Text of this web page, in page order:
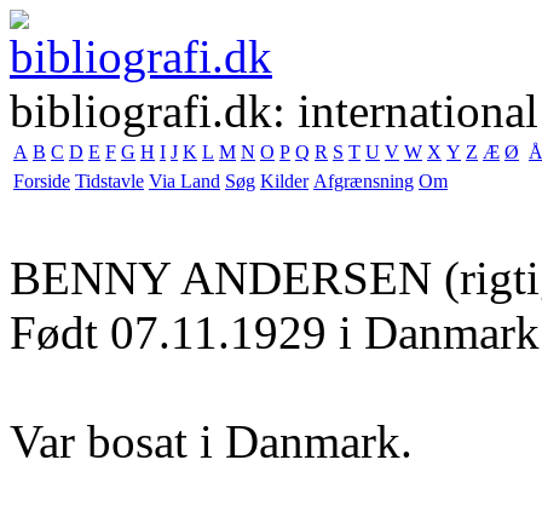
bibliografi.dk:
A B C D E F G H I J K L M N O P Q R S T U V W X Y Z Æ Ø Å
Forside Tidstavle Via Land Søg Kilder Afgrænsning Om
BENNY ANDERSEN
Født 07.11.1929 i
Var bosat i Danmark.